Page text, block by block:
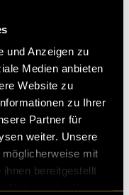
und Anzeigen zu
Medien anbieten
Website zu
zu Ihrer
Partner für
weiter. Unsere
mit
bereitgestellt